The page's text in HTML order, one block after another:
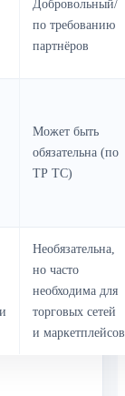
по требованию
партнёров
обязательна (по
ТР ТС)
но часто
необходима для
торговых сетей
и
маркетплейсов